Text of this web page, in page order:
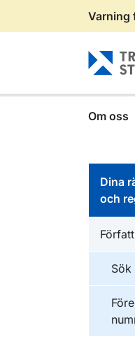
Gå till sidans
Varning
Om oss
Dina
och